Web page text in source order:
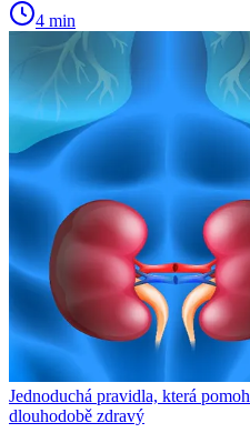
4 min
Jednoduchá pravidla, která
dlouhodobě zdravý